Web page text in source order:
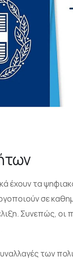
έχουν τα
σε
Συνεπώς, οι
των